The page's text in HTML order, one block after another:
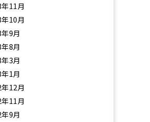
11月
10月
9月
8月
3月
1月
12月
11月
9月